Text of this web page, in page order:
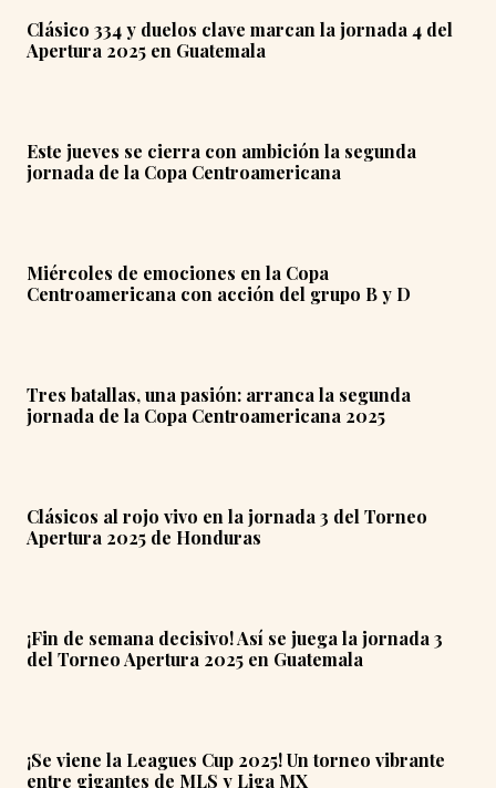
Clásico 334 y duelos clave marcan la jornada 4 del
Apertura 2025 en Guatemala
Este jueves se cierra con ambición la segunda
jornada de la Copa Centroamericana
Miércoles de emociones en la Copa
Centroamericana con acción del grupo B y D
Tres batallas, una pasión: arranca la segunda
jornada de la Copa Centroamericana 2025
Clásicos al rojo vivo en la jornada 3 del Torneo
Apertura 2025 de Honduras
¡Fin de semana decisivo! Así se juega la jornada 3
del Torneo Apertura 2025 en Guatemala
¡Se viene la Leagues Cup 2025! Un torneo vibrante
entre gigantes de MLS y Liga MX